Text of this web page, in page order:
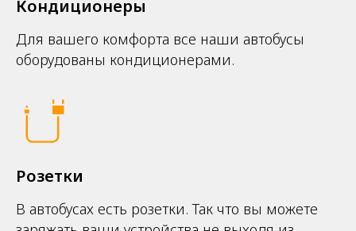
Кондиционеры
Для вашего комфорта все наши автобусы
оборудованы кондиционерами.
Розетки
В автобусах есть розетки. Так что вы можете